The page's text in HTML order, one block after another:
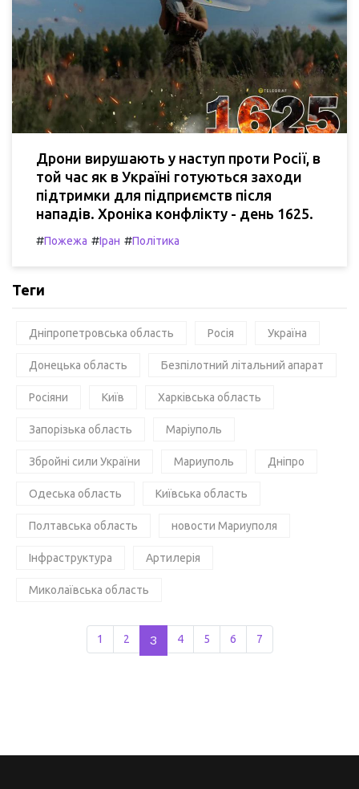
Дрони вирушають у наступ проти Росії, в
той час як в Україні готуються заходи
підтримки для підприємств після
нападів. Хроніка конфлікту - день 1625.
#Пожежа #Іран #Політика
Теги
Дніпропетровська область Росія Україна
Донецька область Безпілотний літальний апарат
Росіяни Київ Харківська область
Запорізька область Маріуполь
Збройні сили України Мариуполь Дніпро
Одеська область Київська область
Полтавська область новости Мариуполя
Інфраструктура Артилерія
Миколаївська область
1 2 3 4 5 6 7